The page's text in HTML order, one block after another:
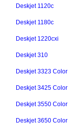
Deskjet 1120c
Deskjet 1180c
Deskjet 1220cxi
Deskjet 310
Deskjet 3323 Color
Deskjet 3425 Color
Deskjet 3550 Color
Deskjet 3650 Color